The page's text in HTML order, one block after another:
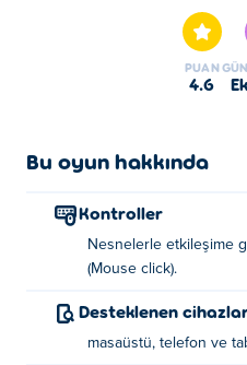
geçmektir. Zaman oyunu
araçlar arasından seçim
Telefonu, Matkap, NrG
veya Badass Way'den
oynayabilirsin.
Nasıl oynanır:
Nesnelerle etkileşim
kullan. Muhafızları geçmek
araçlardan yararlanmayı
PUAN
4.6
Bu oyun hakkında
Kontroller
Nesnelerle etkileşime
(Mouse click).
Desteklenen
masaüstü, telefon ve